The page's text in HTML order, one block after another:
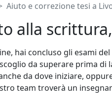
Aiuto e correzione tesi a
alla
hai concluso gli esami
da superare prima di
da dove iniziare,
team troverà un